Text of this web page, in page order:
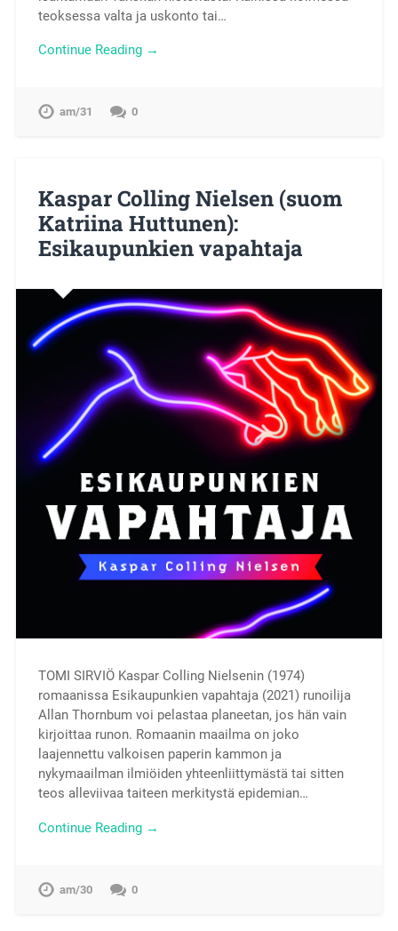
teoksessa valta ja uskonto tai…
Continue Reading →
am/31 0
Kaspar Colling Nielsen (suom
Katriina Huttunen):
Esikaupunkien vapahtaja
TOMI SIRVIÖ Kaspar Colling Nielsenin (1974)
romaanissa Esikaupunkien vapahtaja (2021) runoilija
Allan Thornbum voi pelastaa planeetan, jos hän vain
kirjoittaa runon. Romaanin maailma on joko
laajennettu valkoisen paperin kammon ja
nykymaailman ilmiöiden yhteenliittymästä tai sitten
teos alleviivaa taiteen merkitystä epidemian…
Continue Reading →
am/30 0